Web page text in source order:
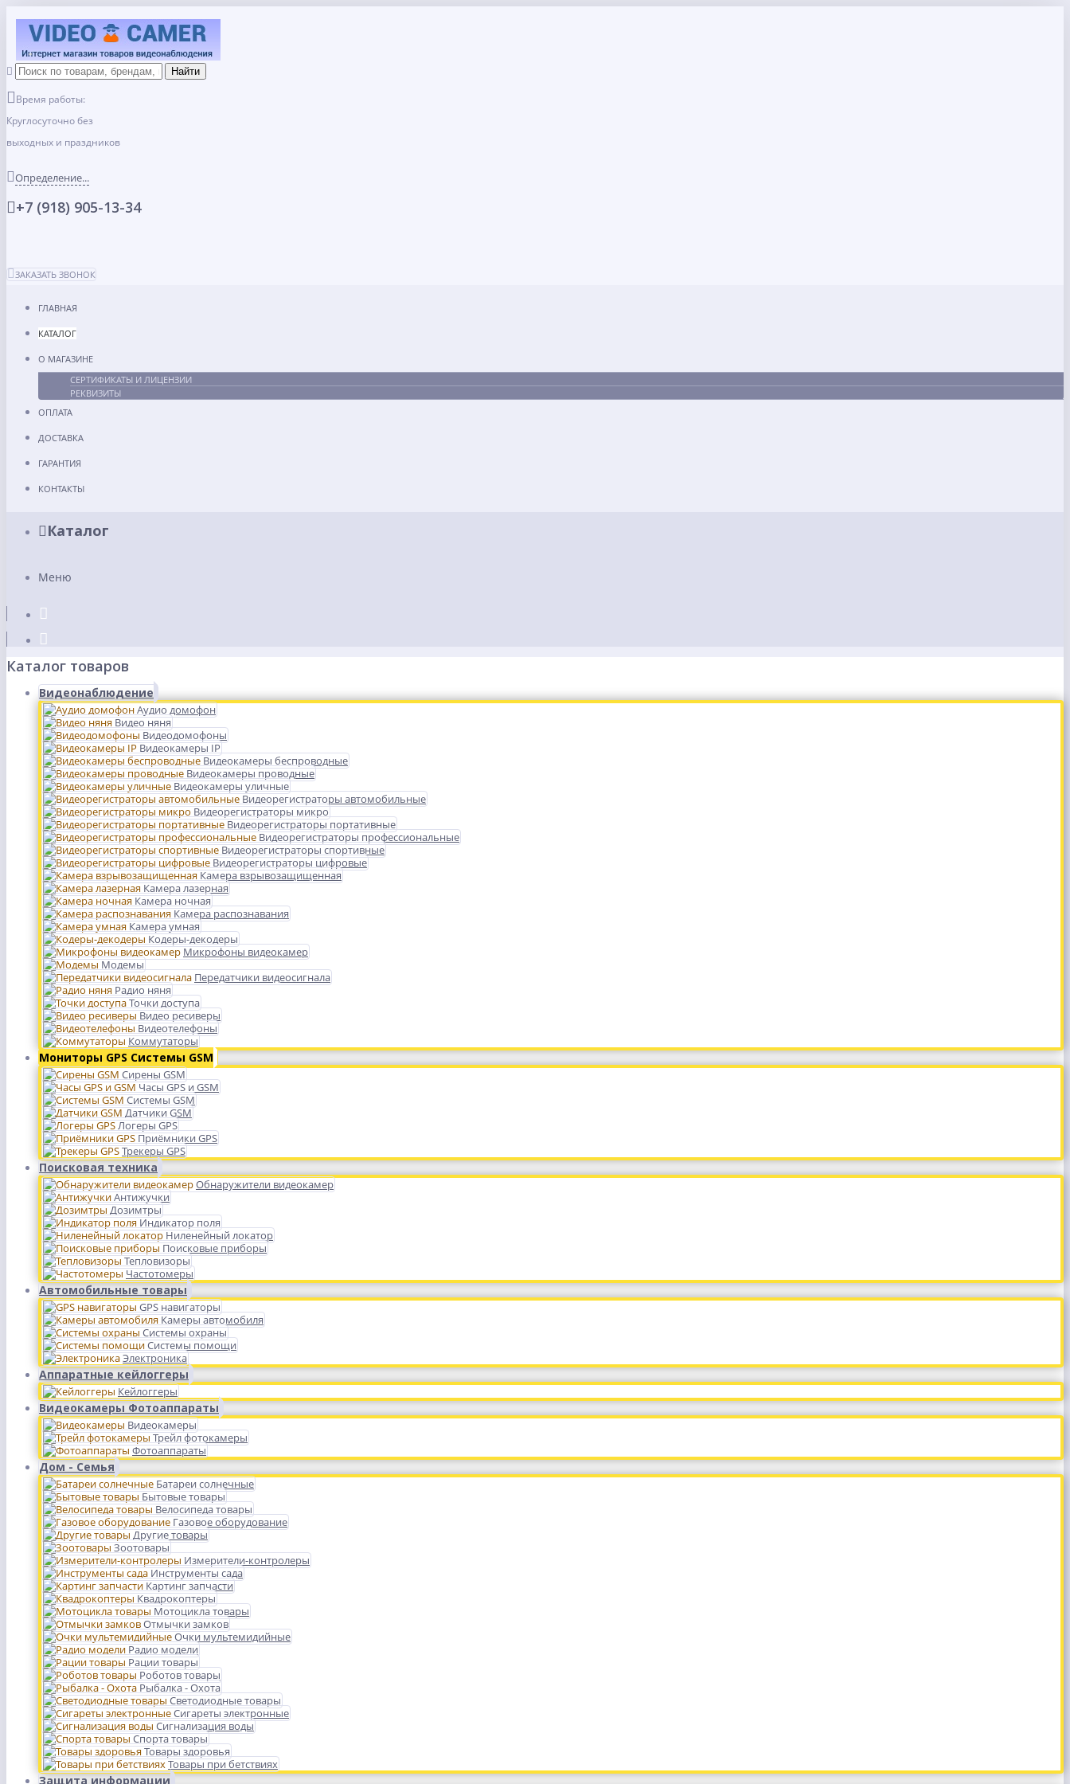
Время работы:
Круглосуточно без
выходных и праздников
Определение...
+7 (918) 905-13-34
ЗАКАЗАТЬ ЗВОНОК
ГЛАВНАЯ
КАТАЛОГ
О МАГАЗИНЕ
СЕРТИФИКАТЫ И ЛИЦЕНЗИИ
РЕКВИЗИТЫ
ОПЛАТА
ДОСТАВКА
ГАРАНТИЯ
КОНТАКТЫ
Каталог
Меню
Каталог товаров
Видеонаблюдение
Аудио домофон
Видео няня
Видеодомофоны
Видеокамеры IP
Видеокамеры беспроводные
Видеокамеры проводные
Видеокамеры уличные
Видеорегистраторы автомобильные
Видеорегистраторы микро
Видеорегистраторы портативные
Видеорегистраторы профессиональные
Видеорегистраторы спортивные
Видеорегистраторы цифровые
Камера взрывозащищенная
Камера лазерная
Камера ночная
Камера распознавания
Камера умная
Кодеры-декодеры
Микрофоны видеокамер
Модемы
Передатчики видеосигнала
Радио няня
Точки доступа
Видео ресиверы
Видеотелефоны
Коммутаторы
Мониторы GPS Системы GSM
Сирены GSM
Часы GPS и GSM
Системы GSM
Датчики GSM
Логеры GPS
Приёмники GPS
Трекеры GPS
Поисковая техника
Обнаружители видеокамер
Антижучки
Дозимтры
Индикатор поля
Ниленейный локатор
Поисковые приборы
Тепловизоры
Частотомеры
Автомобильные товары
GPS навигаторы
Камеры автомобиля
Системы охраны
Системы помощи
Электроника
Аппаратные кейлоггеры
Кейлоггеры
Видеокамеры Фотоаппараты
Видеокамеры
Трейл фотокамеры
Фотоаппараты
Дом - Семья
Батареи солнечные
Бытовые товары
Велосипеда товары
Газовое оборудование
Другие товары
Зоотовары
Измерители-контролеры
Инструменты сада
Картинг запчасти
Квадрокоптеры
Мотоцикла товары
Отмычки замков
Очки мультемидийные
Радио модели
Рации товары
Роботов товары
Рыбалка - Охота
Светодиодные товары
Сигареты электронные
Сигнализация воды
Спорта товары
Товары здоровья
Товары при бетствиях
Защита информации